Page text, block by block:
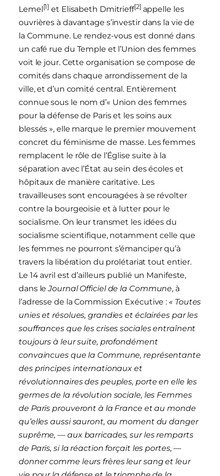
Lemel [1] et Elisabeth Dmitrieff[2] appelle les
ouvrières à davantage s’investir dans la vie de
la Commune. Le rendez-vous est donné dans
un café rue du Temple et l’Union des femmes
voit le jour. Cette organisation se compose de
comités dans chaque arrondissement de la
ville, et d’un comité central. Entièrement
connue sous le nom d’« Union des femmes
pour la défense de Paris et les soins aux
blessés », elle marque le premier mouvement
concret du féminisme de masse. Les femmes
remplacent le rôle de l’Église suite à la
séparation avec l’État au sein des écoles et
hôpitaux de manière caritative. Les
travailleuses sont encouragées à se révolter
contre la bourgeoisie et à lutter pour le
socialisme. On leur transmet les idées du
socialisme scientifique, notamment celle que
les femmes ne pourront s’émanciper qu’à
travers la libération du prolétariat tout entier.
Le 14 avril est d’ailleurs publié un Manifeste,
dans leJournal Officiel de la Commune, à
l’adresse de la Commission Exécutive : « Toutes
unies et résolues, grandies et éclairées par les
souffrances que les crises sociales entraînent
toujours à leur suite, profondément
convaincues que la Commune, représentante
des principes internationaux et
révolutionnaires des peuples, porte en elle les
germes de la révolution sociale, les Femmes
de Paris prouveront à la France et au monde
qu’elles aussi sauront, au moment du danger
suprême, — aux barricades, sur les remparts
de Paris, si la réaction forçait les portes, —
donner comme leurs frères leur sang et leur